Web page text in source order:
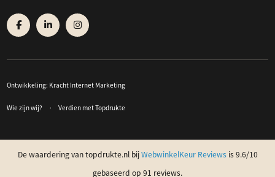
Ontwikkeling: Kracht Internet Marketing
Wie zijn wij? Verdien met Topdrukte
De waardering van topdrukte.nl bijWebwinkelKeur Reviewsis 9.6/10
gebaseerd op 91 reviews.